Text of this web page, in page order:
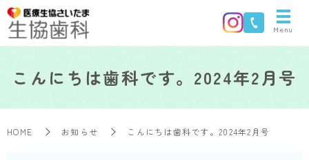
Menu
こんにちは歯科です。2024年2月号
HOME お知らせ こんにちは歯科です。2024年2月号